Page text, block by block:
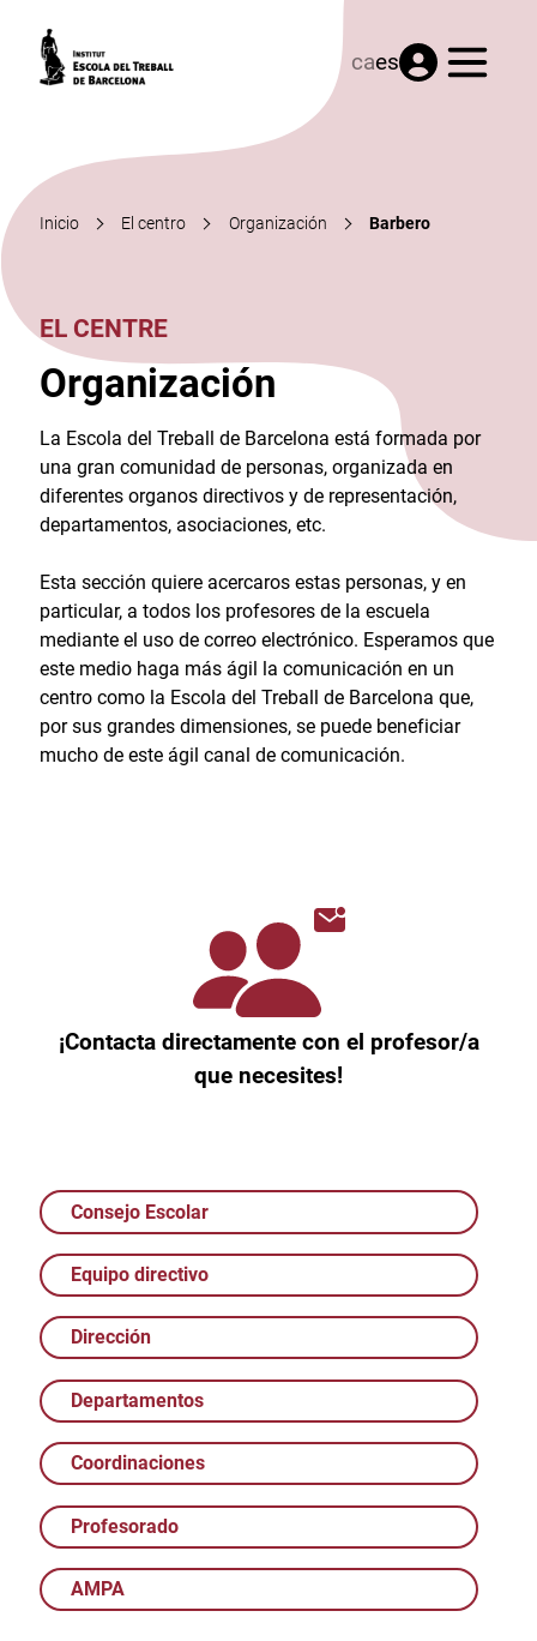
caes Menú
Inicio El centro Organización Barbero
EL CENTRE
Organización
La Escola del Treball de Barcelona está formada por
una gran comunidad de personas, organizada en
diferentes organos directivos y de representación,
departamentos, asociaciones, etc.
Esta sección quiere acercaros estas personas, y en
particular, a todos los profesores de la escuela
mediante el uso de correo electrónico. Esperamos que
este medio haga más ágil la comunicación en un
centro como la Escola del Treball de Barcelona que,
por sus grandes dimensiones, se puede beneficiar
mucho de este ágil canal de comunicación.
¡Contacta directamente con el profesor/a
que necesites!
Consejo Escolar
Equipo directivo
Dirección
Departamentos
Coordinaciones
Profesorado
AMPA